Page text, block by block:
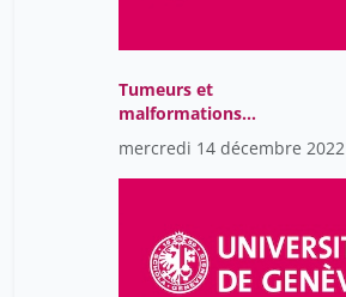
Tumeurs et
malformations
vasculaires
mercredi 14 décembre 2022